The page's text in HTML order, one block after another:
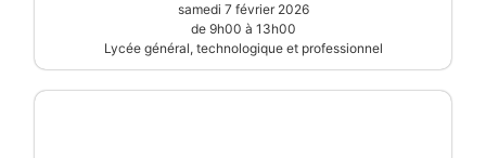
samedi 7 février 2026
de 9h00 à 13h00
Lycée général, technologique et professionnel